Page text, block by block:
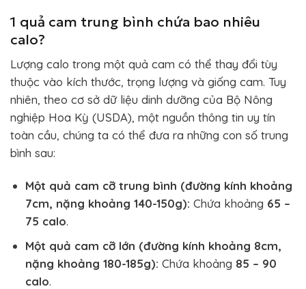
1 quả cam trung bình chứa bao nhiêu
calo?
Lượng calo trong một quả cam có thể thay đổi tùy
thuộc vào kích thước, trọng lượng và giống cam. Tuy
nhiên, theo cơ sở dữ liệu dinh dưỡng của Bộ Nông
nghiệp Hoa Kỳ (USDA), một nguồn thông tin uy tín
toàn cầu, chúng ta có thể đưa ra những con số trung
bình sau:
Một quả cam cỡ trung bình (đường kính khoảng
7cm, nặng khoảng 140-150g): Chứa khoảng 65 –
75 calo.
Một quả cam cỡ lớn (đường kính khoảng 8cm,
nặng khoảng 180-185g): Chứa khoảng 85 – 90
calo.